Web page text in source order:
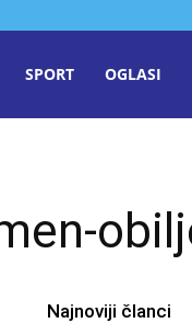
SPORT OGLASI
Najnoviji članci